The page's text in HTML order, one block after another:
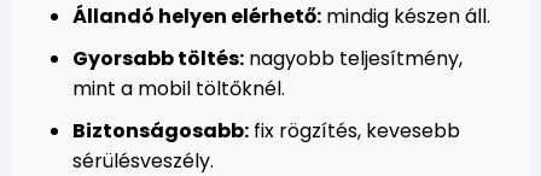
Állandó helyen elérhető: mindig készen áll.
Gyorsabb töltés: nagyobb teljesítmény,
mint a mobil töltőknél.
Biztonságosabb: fix rögzítés, kevesebb
sérülésveszély.